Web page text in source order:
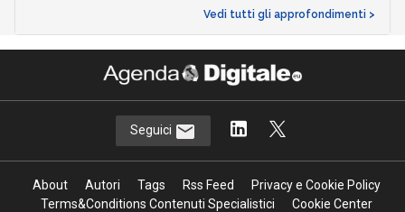
Vedi tutti gli approfondimenti >
Seguici
About Autori Tags Rss Feed
Privacy e Cookie Policy
Terms&Conditions Contenuti Specialistici
Cookie Center